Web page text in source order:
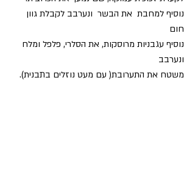
נוסיף למחבת  את הבשר  ונערבב לקבלת גוון
חום
נוסיף עגבניות מרוסקות, את הסלרי, פלפל ומלח
ונערבב
משטח את התערובת( עם מעט נוזלים בתבנית).